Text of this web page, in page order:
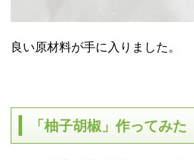
良い原材料が手に入りました。
「柚子胡椒」作ってみた